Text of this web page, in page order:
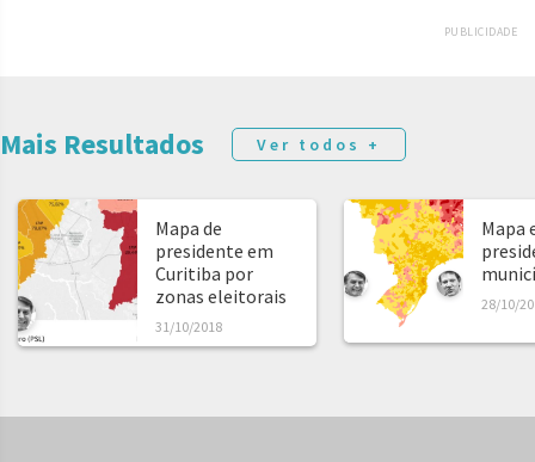
PUBLICIDADE
Mais Resultados Ver todos +
Mapa de
presidente em
Curitiba por
zonas eleitorais
31/10/2018
Mapa
28/10/